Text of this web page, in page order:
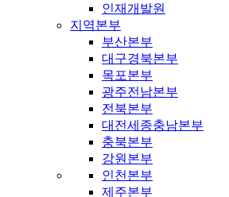
인재개발원
지역본부
부산본부
대구경북본부
목포본부
광주전남본부
전북본부
대전세종충남본부
충북본부
강원본부
인천본부
제주본부